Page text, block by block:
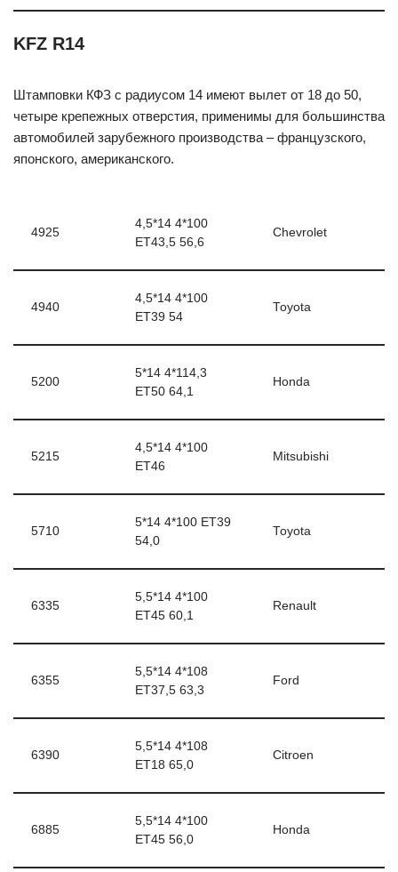
KFZ R14
Штамповки КФЗ с радиусом 14 имеют вылет от 18 до 50,
четыре крепежных отверстия, применимы для большинства
автомобилей зарубежного производства – французского,
японского, американского.
4925
4,5*14 4*100
ЕТ43,5 56,6
Chevrolet
4940
4,5*14 4*100
ЕТ39 54
Toyota
5200
5*14 4*114,3
ЕТ50 64,1
Honda
5215
4,5*14 4*100
ЕТ46
Mitsubishi
5710
5*14 4*100 ЕТ39
54,0
Toyota
6335
5,5*14 4*100
ЕТ45 60,1
Renault
6355
5,5*14 4*108
ЕТ37,5 63,3
Ford
6390
5,5*14 4*108
ЕТ18 65,0
Citroen
6885
5,5*14 4*100
ЕТ45 56,0
Honda